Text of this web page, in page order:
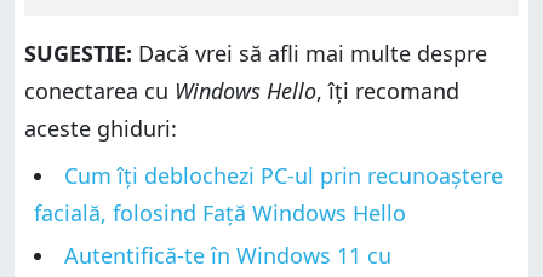
SUGESTIE: Dacă vrei să afli mai multe despre
conectarea cu Windows Hello, îți recomand
aceste ghiduri:
Cum îți deblochezi PC-ul prin recunoaștere
facială, folosind Față Windows Hello
Autentifică-te în Windows 11 cu